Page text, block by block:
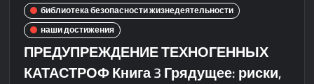
библиотека безопасности жизнедеятельности
наши достижения
ПРЕДУПРЕЖДЕНИЕ ТЕХНОГЕННЫХ
КАТАСТРОФ Книга 3 Грядущее: риски,